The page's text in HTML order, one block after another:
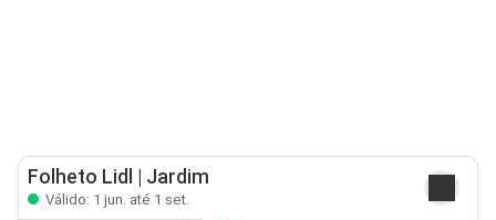
Folheto Lidl | Jardim
Válido: 1 jun. até 1 set.